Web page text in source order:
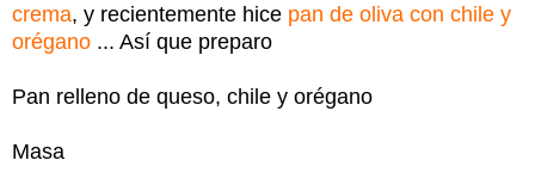
crema, y ​​recientemente hice pan de oliva con chile y
orégano ... Así que preparo
Pan relleno de queso, chile y orégano
Masa